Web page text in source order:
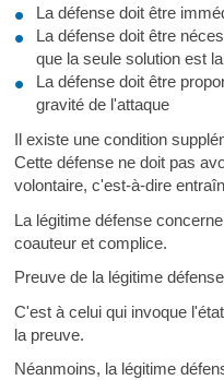
La défense doit être
La défense doit être
que la seule solution est
La défense doit être
gravité de l'attaque
Il existe une condition
Cette défense ne doit pas
volontaire, c'est-à-dire
La légitime défense
coauteur et complice.
Preuve de la légitime défense
C'est à celui qui invoque
la preuve.
Néanmoins, la légitime